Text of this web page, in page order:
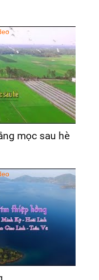
mọc sau hè